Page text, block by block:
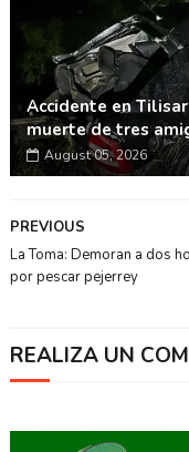
Accidente en
muerte de tres
August 05, 2026
PREVIOUS
La Toma: Demoran a dos
por pescar pejerrey
REALIZA UN